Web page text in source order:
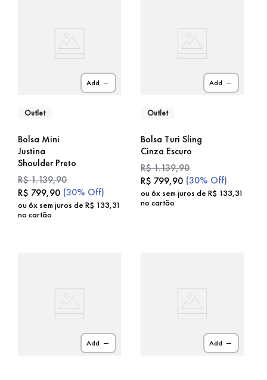
Add
Outlet
Bolsa Mini
Justina
Shoulder Preto
R$1.139,90
R$ 799,90 (30% Off)
ou6x sem juros de R$ 133,31
no cartão
Add
Outlet
Bolsa Turi Sling
Cinza Escuro
R$1.139,90
R$ 799,90 (30% Off)
ou6x sem juros de R$ 133,31
no cartão
Add Add